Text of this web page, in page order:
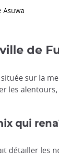
Asuwa
de
sur la
les
qui
détailler les